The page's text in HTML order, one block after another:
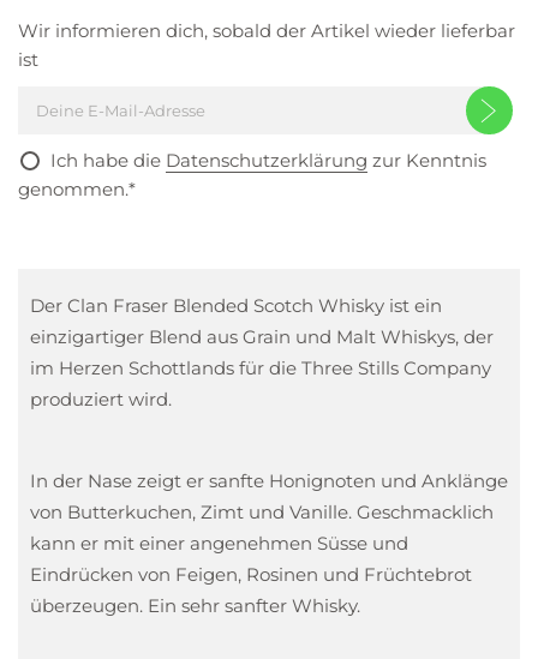
Wir informieren dich, sobald der Artikel wieder lieferbar
ist
Ich habe die Datenschutzerklärung zur Kenntnis
genommen.*
Der Clan Fraser Blended Scotch Whisky ist ein
einzigartiger Blend aus Grain und Malt Whiskys, der
im Herzen Schottlands für die Three Stills Company
produziert wird.
In der Nase zeigt er sanfte Honignoten und Anklänge
von Butterkuchen, Zimt und Vanille. Geschmacklich
kann er mit einer angenehmen Süsse und
Eindrücken von Feigen, Rosinen und Früchtebrot
überzeugen. Ein sehr sanfter Whisky.